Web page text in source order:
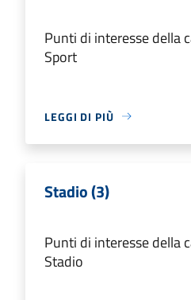
Punti di interesse della
Sport
LEGGI DI PIÙ
Stadio (3)
Punti di interesse della
Stadio